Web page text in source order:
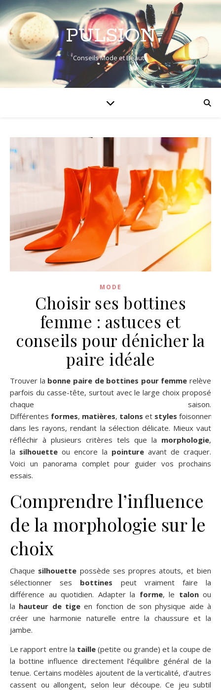
PULSION
Conseils Mode et Beauté
MODE
Choisir ses bottines
femme : astuces et
conseils pour dénicher la
paire idéale
Trouver la bonne paire de bottines pour femme relève
parfois du casse-tête, surtout avec le large choix proposé
chaque saison.
Différentes formes, matières, talons et styles foisonnent
dans les rayons, rendant la sélection délicate. Mieux vaut
réfléchir à plusieurs critères tels que la morphologie,
la silhouette ou encore la pointureavant de craquer.
Voici un panorama complet pour guider vos prochains
essais.
Comprendre l’influence
de la morphologie sur le
choix
Chaque silhouette possède ses propres atouts, et bien
sélectionner ses bottines peut vraiment faire la
différence au quotidien. Adapter la forme, le talonou
la hauteur de tigeen fonction de son physique aide à
créer une harmonie naturelle entre la chaussure et la
jambe.
Le rapport entre la taille (petite ou grande) et la coupe de
la bottine influence directement l’équilibre général de la
tenue. Certains modèles ajoutent de la verticalité, d’autres
cassent ou allongent, selon leur découpe. Ce jeu subtil